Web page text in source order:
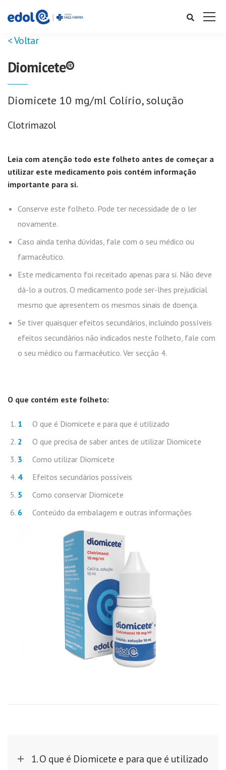
< Voltar
Diomicete®
Diomicete 10 mg/ml Colírio, solução
Clotrimazol
Leia com atenção todo este folheto antes de começar a
utilizar este medicamento pois contém informação
importante para si.
Conserve este folheto. Pode ter necessidade de o ler
novamente.
Caso ainda tenha dúvidas, fale com o seu médico ou
farmacêutico.
Este medicamento foi receitado apenas para si. Não deve
dá-lo a outros. O medicamento pode ser-lhes prejudicial
mesmo que apresentem os mesmos sinais de doença.
Se tiver quaisquer efeitos secundários, incluindo possíveis
efeitos secundários não indicados neste folheto, fale com
o seu médico ou farmacêutico. Ver secção 4.
O que contém este folheto:
O que é Diomicete e para que é utilizado
O que precisa de saber antes de utilizar Diomicete
Como utilizar Diomicete
Efeitos secundários possíveis
Como conservar Diomicete
Conteúdo da embalagem e outras informações
1. O que é Diomicete e para que é utilizado